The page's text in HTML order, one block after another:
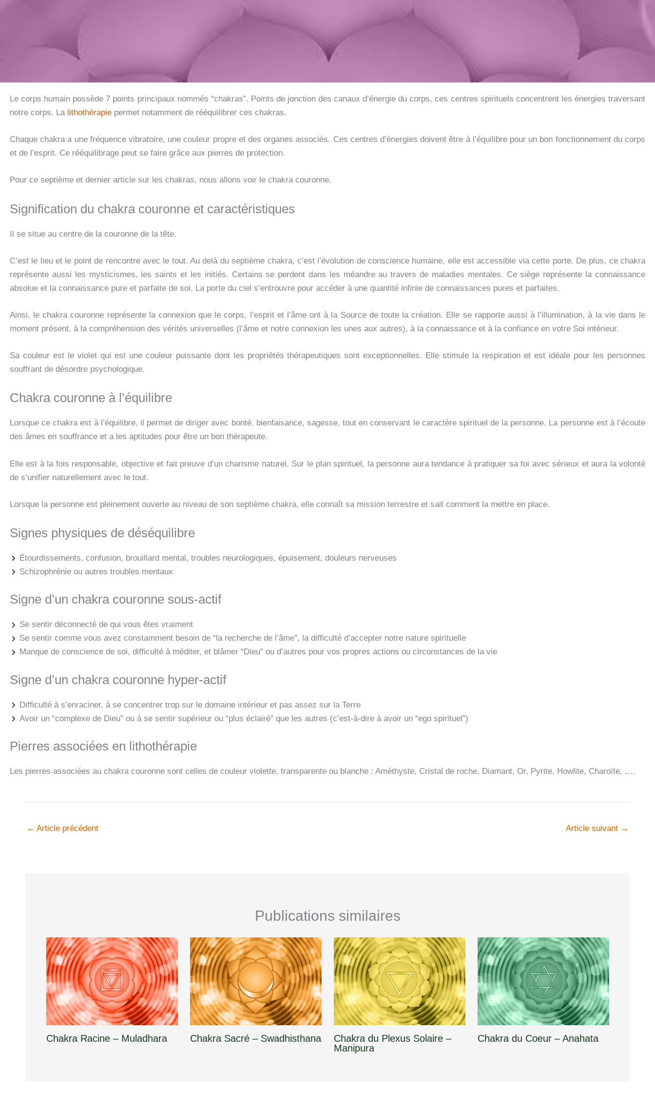
Le corps humain possède 7 points principaux nommés “chakras”. Points de jonction des canaux d’énergie du corps, ces centres spirituels concentrent les énergies traversant
notre corps. La lithothérapie permet notamment de rééquilibrer ces chakras.
Chaque chakra a une fréquence vibratoire, une couleur propre et des organes associés. Ces centres d’énergies doivent être à l’équilibre pour un bon fonctionnement du corps
et de l’esprit. Ce rééquilibrage peut se faire grâce aux pierres de protection.
Pour ce septième et dernier article sur les chakras, nous allons voir le chakra couronne.
Signification du chakra couronne et caractéristiques
Il se situe au centre de la couronne de la tête.
C’est le lieu et le point de rencontre avec le tout. Au delà du septième chakra, c’est l’évolution de conscience humaine, elle est accessible via cette porte. De plus, ce chakra
représente aussi les mysticismes, les saints et les initiés. Certains se perdent dans les méandre au travers de maladies mentales. Ce siège représente la connaissance
absolue et la connaissance pure et parfaite de soi. La porte du ciel s’entrouvre pour accéder à une quantité infinie de connaissances pures et parfaites.
Ainsi, le chakra couronne représente la connexion que le corps, l’esprit et l’âme ont à la Source de toute la création. Elle se rapporte aussi à l’illumination, à la vie dans le
moment présent, à la compréhension des vérités universelles (l’âme et notre connexion les unes aux autres), à la connaissance et à la confiance en votre Soi intérieur.
Sa couleur est le violet qui est une couleur puissante dont les propriétés thérapeutiques sont exceptionnelles. Elle stimule la respiration et est idéale pour les personnes
souffrant de désordre psychologique.
Chakra couronne à l’équilibre
Lorsque ce chakra est à l’équilibre, il permet de diriger avec bonté, bienfaisance, sagesse, tout en conservant le caractère spirituel de la personne. La personne est à l’écoute
des âmes en souffrance et a les aptitudes pour être un bon thérapeute.
Elle est à la fois responsable, objective et fait preuve d’un charisme naturel. Sur le plan spirituel, la personne aura tendance à pratiquer sa foi avec sérieux et aura la volonté
de s’unifier naturellement avec le tout.
Lorsque la personne est pleinement ouverte au niveau de son septième chakra, elle connaît sa mission terrestre et sait comment la mettre en place.
Signes physiques de déséquilibre
Étourdissements, confusion, brouillard mental, troubles neurologiques, épuisement, douleurs nerveuses
Schizophrénie ou autres troubles mentaux
Signe d’un chakra couronne sous-actif
Se sentir déconnecté de qui vous êtes vraiment
Se sentir comme vous avez constamment besoin de “la recherche de l’âme”, la difficulté d’accepter notre nature spirituelle
Manque de conscience de soi, difficulté à méditer, et blâmer “Dieu” ou d’autres pour vos propres actions ou circonstances de la vie
Signe d’un chakra couronne hyper-actif
Difficulté à s’enraciner, à se concentrer trop sur le domaine intérieur et pas assez sur la Terre
Avoir un “complexe de Dieu” ou à se sentir supérieur ou “plus éclairé” que les autres (c’est-à-dire à avoir un “ego spirituel”)
Pierres associées en lithothérapie
Les pierres associées au chakra couronne sont celles de couleur violette, transparente ou blanche : Améthyste, Cristal de roche, Diamant, Or, Pyrite, Howlite, Charoïte, .…
← Article précédent Article suivant →
Publications similaires
Chakra Racine – Muladhara Chakra Sacré – Swadhisthana
Chakra du Plexus Solaire –
Manipura
Chakra du Coeur – Anahata